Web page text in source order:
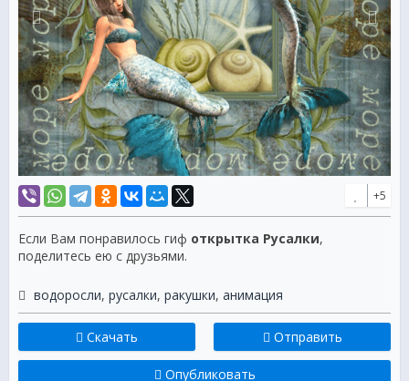
+5
Если Вам понравилось гиф открытка Русалки,
поделитесь ею с друзьями.
водоросли, русалки, ракушки, анимация
Скачать Отправить
Опубликовать